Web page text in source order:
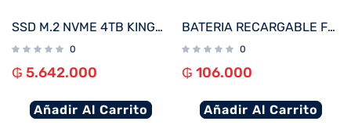
SSD M.2 NVME 4TB KINGSTON KC3000 SKC3000D/4096G 7000/7000 PCIE 4.0
0
₲ 5.642.000
Añadir Al Carrito
BATERIA RECARGABLE FTX 12V 9A SS9-12
0
₲ 106.000
Añadir Al Carrito